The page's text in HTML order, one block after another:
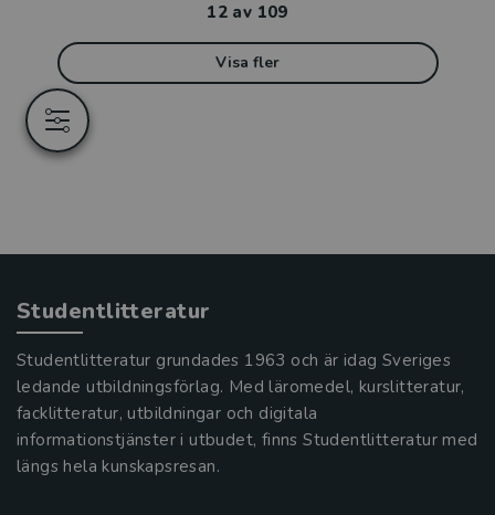
12 av 109
Visa fler
Studentlitteratur
Studentlitteratur grundades 1963 och är idag Sveriges
ledande utbildningsförlag. Med läromedel, kurslitteratur,
facklitteratur, utbildningar och digitala
informationstjänster i utbudet, finns Studentlitteratur med
längs hela kunskapsresan.